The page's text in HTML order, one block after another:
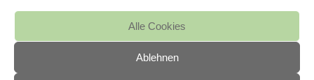
Alle Cookies
Ablehnen